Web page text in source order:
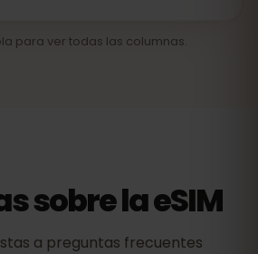
para ver todas las columnas.
sobre la eSIM
a preguntas frecuentes